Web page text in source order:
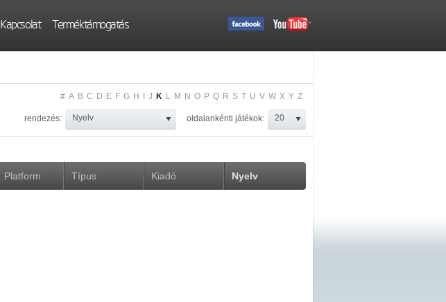
Kapcsolat Terméktámogatás
# A B C D E F G H J K L M N O P Q R S T U V W X Y Z
rendezés: oldalankénti játékok:
Platform Típus Kiadó Nyelv